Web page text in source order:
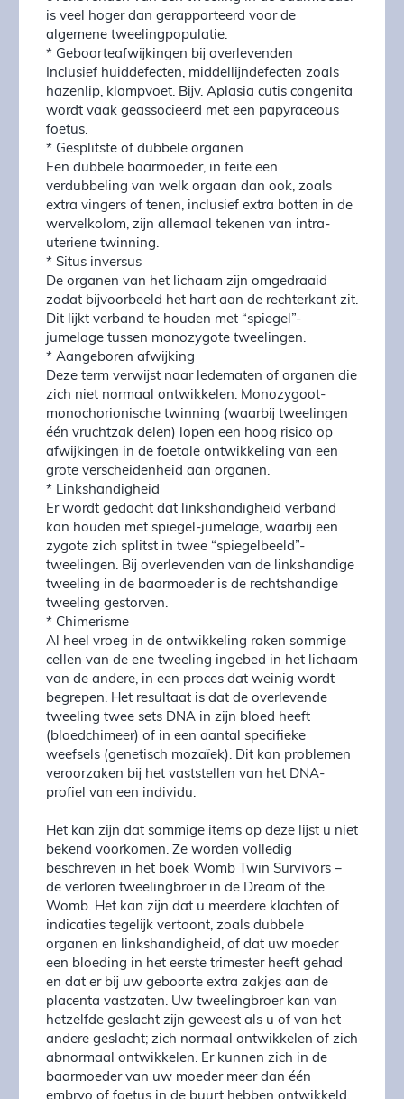
is veel hoger dan gerapporteerd voor de
algemene tweelingpopulatie.
* Geboorteafwijkingen bij overlevenden
Inclusief huiddefecten, middellijndefecten zoals
hazenlip, klompvoet. Bijv. Aplasia cutis congenita
wordt vaak geassocieerd met een papyraceous
foetus.
* Gesplitste of dubbele organen
Een dubbele baarmoeder, in feite een
verdubbeling van welk orgaan dan ook, zoals
extra vingers of tenen, inclusief extra botten in de
wervelkolom, zijn allemaal tekenen van intra-
uteriene twinning.
* Situs inversus
De organen van het lichaam zijn omgedraaid
zodat bijvoorbeeld het hart aan de rechterkant zit.
Dit lijkt verband te houden met “spiegel”-
jumelage tussen monozygote tweelingen.
* Aangeboren afwijking
Deze term verwijst naar ledematen of organen die
zich niet normaal ontwikkelen. Monozygoot-
monochorionische twinning (waarbij tweelingen
één vruchtzak delen) lopen een hoog risico op
afwijkingen in de foetale ontwikkeling van een
grote verscheidenheid aan organen.
* Linkshandigheid
Er wordt gedacht dat linkshandigheid verband
kan houden met spiegel-jumelage, waarbij een
zygote zich splitst in twee “spiegelbeeld”-
tweelingen. Bij overlevenden van de linkshandige
tweeling in de baarmoeder is de rechtshandige
tweeling gestorven.
* Chimerisme
Al heel vroeg in de ontwikkeling raken sommige
cellen van de ene tweeling ingebed in het lichaam
van de andere, in een proces dat weinig wordt
begrepen. Het resultaat is dat de overlevende
tweeling twee sets DNA in zijn bloed heeft
(bloedchimeer) of in een aantal specifieke
weefsels (genetisch mozaïek). Dit kan problemen
veroorzaken bij het vaststellen van het DNA-
profiel van een individu.
Het kan zijn dat sommige items op deze lijst u niet
bekend voorkomen. Ze worden volledig
beschreven in het boek Womb Twin Survivors –
de verloren tweelingbroer in de Dream of the
Womb. Het kan zijn dat u meerdere klachten of
indicaties tegelijk vertoont, zoals dubbele
organen en linkshandigheid, of dat uw moeder
een bloeding in het eerste trimester heeft gehad
en dat er bij uw geboorte extra zakjes aan de
placenta vastzaten. Uw tweelingbroer kan van
hetzelfde geslacht zijn geweest als u of van het
andere geslacht; zich normaal ontwikkelen of zich
abnormaal ontwikkelen. Er kunnen zich in de
baarmoeder van uw moeder meer dan één